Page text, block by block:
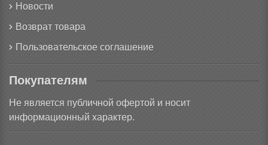
Новости
Возврат товара
Пользовательское соглашение
Покупателям
Не является публичной офертой и носит
информационный характер.